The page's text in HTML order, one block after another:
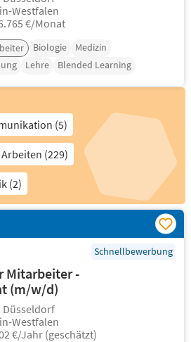
Westfalen
€/Monat
Biologie
Medizin
Lehre Blended Learning
(5)
(229)
(2)
Schnellbewerbung
Mitarbeiter -
(m/w/d)
Westfalen
€/Jahr (geschätzt)